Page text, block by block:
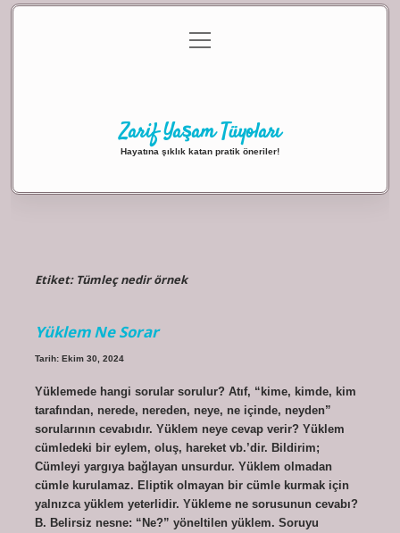
Gizlilik Politikası
menüyü
aç
Zarif Yaşam Tüyoları
Hayatına şıklık katan pratik öneriler!
Etiket: Tümleç nedir örnek
Yüklem Ne Sorar
Tarih: Ekim 30, 2024
Yüklemede hangi sorular sorulur? Atıf, “kime, kimde, kim
tarafından, nerede, nereden, neye, ne içinde, neyden”
sorularının cevabıdır. Yüklem neye cevap verir? Yüklem
cümledeki bir eylem, oluş, hareket vb.’dir. Bildirim;
Cümleyi yargıya bağlayan unsurdur. Yüklem olmadan
cümle kurulamaz. Eliptik olmayan bir cümle kurmak için
yalnızca yüklem yeterlidir. Yükleme ne sorusunun cevabı?
B. Belirsiz nesne: “Ne?” yöneltilen yüklem. Soruyu